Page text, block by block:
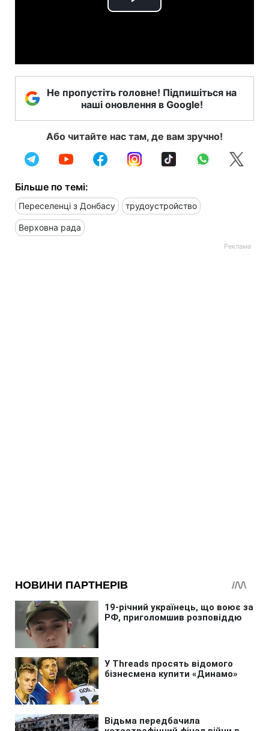
Play
Не пропустіть головне! Підпишіться на
наші оновлення в Google!
Або читайте нас там, де вам зручно!
Більше по темі:
Переселенці з Донбасу трудоустройство
Верховна рада